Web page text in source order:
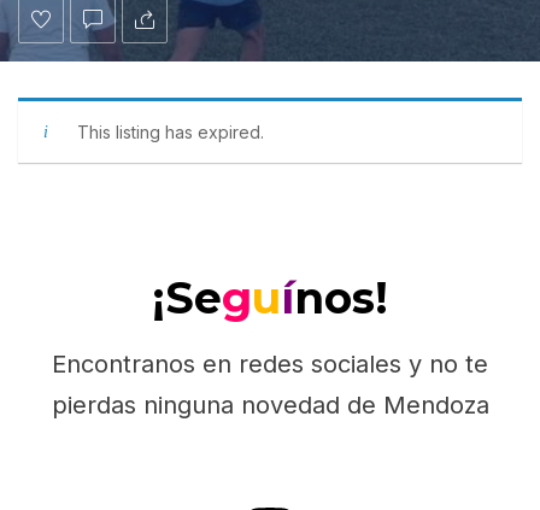
This listing has expired.
¡Seguínos!
Encontranos en redes sociales y no te
pierdas ninguna novedad de Mendoza